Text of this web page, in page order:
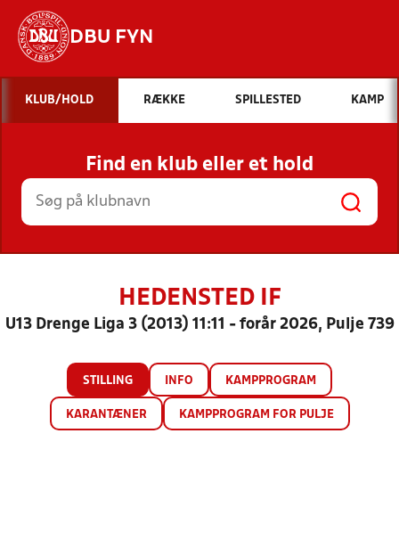
DBU FYN
Hvad vil du søge efter?
INDHOLD OG NYHEDER
STILLINGER, RESULTATER, KLUBBER OG
HOLD
KLUB/HOLD RÆKKE SPILLESTED KAMP
Find en klub eller et hold
HEDENSTED IF
U13 Drenge Liga 3 (2013) 11:11 - forår 2026, Pulje 739
STILLING INFO KAMPPROGRAM
KARANTÆNER KAMPPROGRAM FOR PULJE